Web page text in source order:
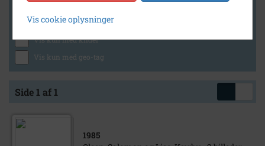
Vis kun med lydklip
Vis kun med kilder
Vis kun med geo-tag
Side 1 af 1
1985
Vis cookie oplysninger